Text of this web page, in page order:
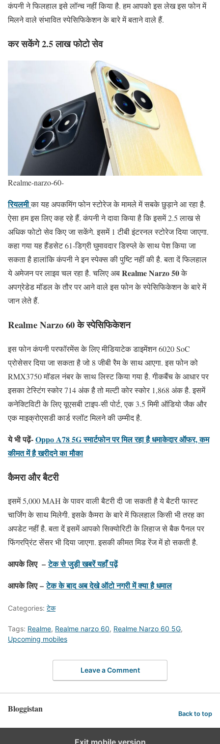
कंपनी ने फिलहाल इसे लॉन्च नहीं किया है. हम आपको इस लेख इस फोन में
मिलने वाले संभावित स्पेसिफिकेशन के बारे में बताने वाले हैं.
कर सकेंगे 2.5 लाख फोटो सेव
Realme-narzo-60-
रियलमीका यह अपकमिंग फोन स्टोरेज के मामले में सबके छुड़ाने आ रहा है.
ऐसा हम इस लिए कह रहे हैं. कंपनी ने दावा किया है कि इसमें 2.5 लाख से
अधिक फोटो सेव किए जा सकेंगे. इसमें 1 टीबी इंटरनल स्टोरेज दिया जाएगा.
कहा गया यह हैंडसेट 61-डिग्री घुमावदार डिस्प्ले के साथ पेश किया जा
सकता है हालांकि कंपनी ने इन स्पेक्स की पुष्टि नहीं की है. बता दें फिलहाल
ये अमेजन पर लाइव चल रहा है. चलिए अबRealme Narzo 50के
अपग्रेडेड मॉडल के तौर पर आने वाले इस फोन के स्पेसिफिकेशन के बारे में
जान लेते हैं.
Realme Narzo 60 के स्पेसिफिकेशन
इस फोन कंपनी परफॉरमेंस के लिए मीडियाटेक डाइमेंशन 6020 SoC
प्रोसेसर दिया जा सकता है जो 8 जीबी रैम के साथ आएगा. इस फोन को
RMX3750 मॉडल नंबर के साथ लिस्ट किया गया है. गीकबैंच के आधार पर
इसका टेस्टिंग स्कोर 714 अंक है तो मल्टी कोर स्कोर 1,868 अंक है. इसमें
कनेक्टिविटी के लिए यूएसबी टाइप-सी पोर्ट, एक 3.5 मिमी ऑडियो जैक और
एक माइक्रोएसडी कार्ड स्लॉट मिलने की उम्मीद है.
ये भी पढ़ें-Oppo A78 5G स्मार्टफोन पर मिल रहा है धमाकेदार ऑफर, कम
कीमत में है खरीदने का मौका
कैमरा और बैटरी
इसमें 5,000 MAH के पावर वाली बैटरी दी जा सकती है ये बैटरी फास्ट
चार्जिंग के साथ मिलेगी. इसके कैमरा के बारे में फिलहाल किसी भी तरह का
अपडेट नहीं है. बता दें इसमें आपको सिक्योरिटी के लिहाज से बैक पैनल पर
फिंगरप्रिंट सेंसर भी दिया जाएगा. इसकी कीमत मिड रेंज में हो सकती है.
आपके लिए –टेक से जुड़ी खबरें यहाँ पढ़ें
आपके लिए – टेक के बाद अब देखे ऑटो नगरी में क्या है धमाल
Categories: टेक
Tags: Realme, Realme narzo 60, Realme Narzo 60 5G,
Upcoming mobiles
Leave a Comment
Bloggistan Back to top
Exit mobile version